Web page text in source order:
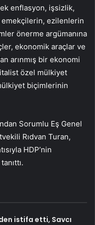
enflasyon, işsizlik,
emekçilerin, ezilenlerin
önerme argümanına
ekonomik araçlar ve
arınmış bir ekonomi
özel mülkiyet
biçimlerinin
Sorumlu Eş Genel
Rıdvan Turan,
HDP’nin
istifa etti, Savcı